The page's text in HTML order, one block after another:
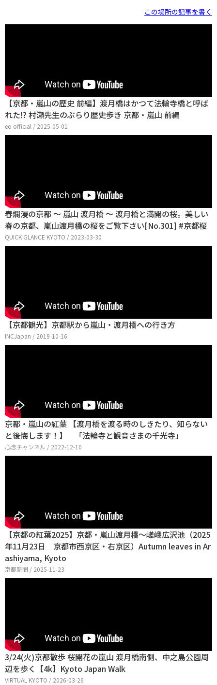
この場所の記事を書く
【京都・嵐山の歴史 前編】渡月橋はかつて法輪寺橋と呼ば
れた⁉ 村瀬先生のぶらり歴史歩き 京都・嵐山 前編
eo official / 2025-05-01
春爛漫の京都 〜 嵐山 渡月橋 〜 渡月橋と満開の桜。美しい
春の京都、嵐山渡月橋の桜をご覧下さい[No.301] #京都桜
QUICK GLANCE KYOTO / 2023-03-30
【京都観光】京都駅から嵐山・渡月橋への行き方
INCJapan / 2019-10-16
京都・嵐山の紅葉 【渡月橋を渡る時のしきたり、知らない
と後悔します！】 「法輪寺と観音さまの千光寺」
心念チャンネル / 2022-12-10
【京都の紅葉2025】京都・嵐山渡月橋～嵯峨広沢池（2025
年11月23日 京都市西京区・右京区）Autumn leaves in Ar
ashiyama, Kyoto
京都新聞 / 2025-11-23
3/24(火)京都散歩 桜開花の嵐山 渡月橋南側、中之島公園周
辺を歩く【4k】Kyoto Japan Walk
VIRTUAL KYOTO / 2026-03-26